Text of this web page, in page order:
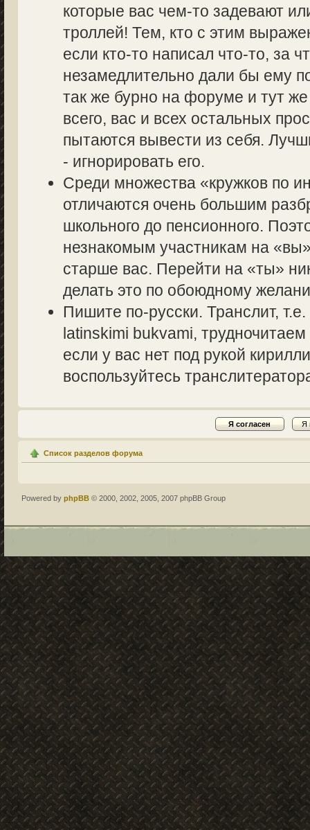
которые вас чем-то задевают
троллей! Тем, кто с этим
если кто-то написал что-то, за
незамедлительно дали бы ему
так же бурно на форуме и тут
всего, вас и всех остальных
пытаются вывести из себя.
- игнорировать его.
Среди множества «кружков по
отличаются очень большим
школьного до пенсионного.
незнакомым участникам на
старше вас. Перейти на «ты»
делать это по обоюдному
Пишите по-русски. Транслит,
latinskimi bukvami,
если у вас нет под рукой
воспользуйтесь
Список разделов форума
Powered by phpBB © 2000, 2002, 2005, 2007 phpBB Group